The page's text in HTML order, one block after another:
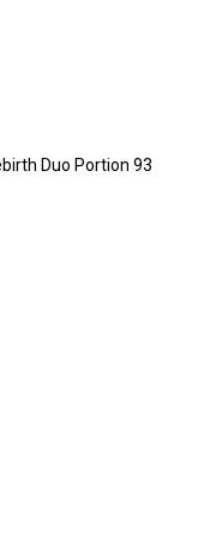
Duo Portion 93